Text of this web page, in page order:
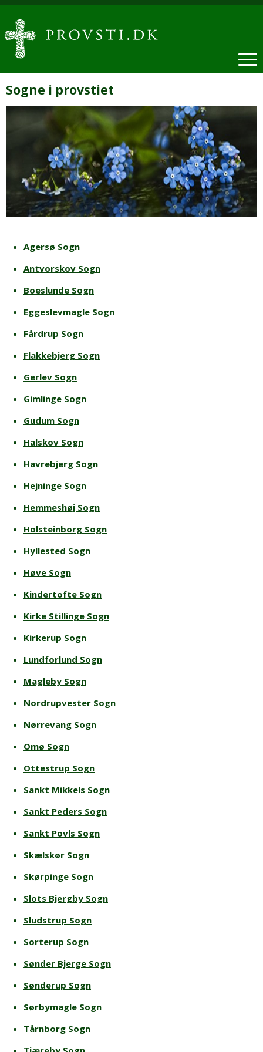
Sogne i provstiet
Agersø Sogn
Antvorskov Sogn
Boeslunde Sogn
Eggeslevmagle Sogn
Fårdrup Sogn
Flakkebjerg Sogn
Gerlev Sogn
Gimlinge Sogn
Gudum Sogn
Halskov Sogn
Havrebjerg Sogn
Hejninge Sogn
Hemmeshøj Sogn
Holsteinborg Sogn
Hyllested Sogn
Høve Sogn
Kindertofte Sogn
Kirke Stillinge Sogn
Kirkerup Sogn
Lundforlund Sogn
Magleby Sogn
Nordrupvester Sogn
Nørrevang Sogn
Omø Sogn
Ottestrup Sogn
Sankt Mikkels Sogn
Sankt Peders Sogn
Sankt Povls Sogn
Skælskør Sogn
Skørpinge Sogn
Slots Bjergby Sogn
Sludstrup Sogn
Sorterup Sogn
Sønder Bjerge Sogn
Sønderup Sogn
Sørbymagle Sogn
Tårnborg Sogn